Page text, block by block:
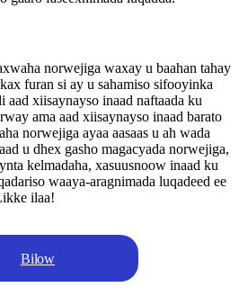
norwejiga waxay u baahan tahay
furan si ay u sahamiso sifooyinka
aad xiisaynayso inaad naftaada ku
ama aad xiisaynayso inaad barato
norwejiga ayaa aasaas u ah wada
u dhex gasho magacyada norwejiga,
kelmadaha, xasuusnoow inaad ku
waaya-aragnimada luqadeed ee
ilaa!
Bilow